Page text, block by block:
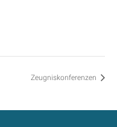
Zeugniskonferenzen